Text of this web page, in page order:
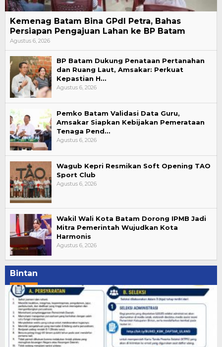
Kemenag Batam Bina GPdI Petra, Bahas
Persiapan Pengajuan Lahan ke BP Batam
Agustus 6, 2026
BP Batam Dukung Penataan Pertanahan
dan Ruang Laut, Amsakar: Perkuat
Kepastian H…
Agustus 6, 2026
Pemko Batam Validasi Data Guru,
Amsakar Siapkan Kebijakan Pemerataan
Tenaga Pend…
Agustus 6, 2026
Wagub Kepri Resmikan Soft Opening TAO
Sport Club
Agustus 6, 2026
Wakil Wali Kota Batam Dorong IPMB Jadi
Mitra Pemerintah Wujudkan Kota
Harmonis
Agustus 6, 2026
Bintan